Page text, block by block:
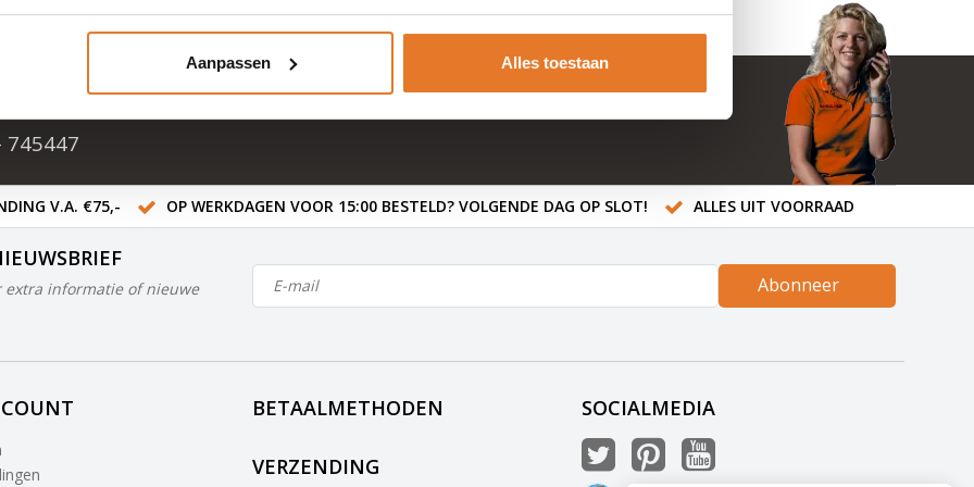
Aanpassen Alles toestaan
in NL & BE
745447
V.A. €75,- OP WERKDAGEN VOOR 15:00 BESTELD? VOLGENDE DAG OP SLOT! ALLES UIT VOORRAAD
extra informatie of nieuwe
Abonneer
BETAALMETHODEN
VERZENDING
SOCIALMEDIA